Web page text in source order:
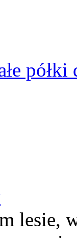
półki
lesie,